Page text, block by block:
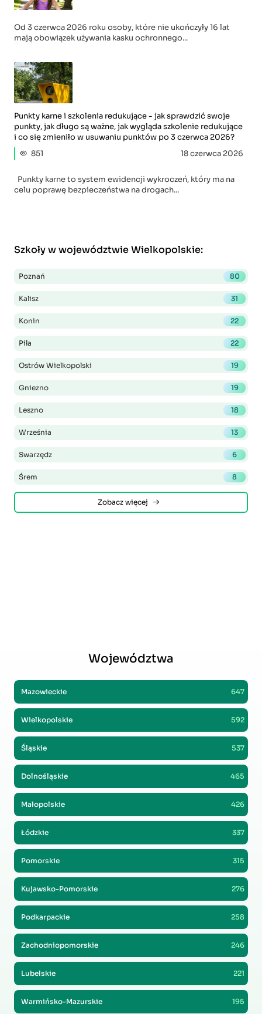
Od 3 czerwca 2026 roku osoby, które nie ukończyły 16 lat
mają obowiązek używania kasku ochronnego...
Punkty karne i szkolenia redukujące - jak sprawdzić swoje
punkty, jak długo są ważne, jak wygląda szkolenie redukujące
i co się zmieniło w usuwaniu punktów po 3 czerwca 2026?
851
18 czerwca 2026
Punkty karne to system ewidencji wykroczeń, który ma na
celu poprawę bezpieczeństwa na drogach...
Szkoły w województwie Wielkopolskie:
Poznań 80
Kalisz 31
Konin 22
Piła 22
Ostrów Wielkopolski 19
Gniezno 19
Leszno 18
Września 13
Swarzędz 6
Śrem 8
Zobacz więcej
Województwa
Mazowieckie 647
Wielkopolskie 592
Śląskie 537
Dolnośląskie 465
Małopolskie 426
Łódzkie 337
Pomorskie 315
Kujawsko-Pomorskie 276
Podkarpackie 258
Zachodniopomorskie 246
Lubelskie 221
Warmińsko-Mazurskie 195